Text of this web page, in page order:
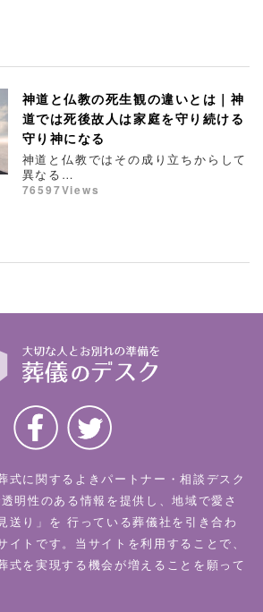
神道と仏教の死生観の違いとは｜神
道では死後故人は家庭を守り続ける
守り神になる
神道と仏教ではその成り立ちからして
異なる…
76597Views
式に関するよきパートナー・相談デスク
明性のある情報を提供し、地域で愛さ
送り」を 行っている葬儀社を引き合わ
イトです。当サイトを利用することで、
式を実現する機会が増えることを願って